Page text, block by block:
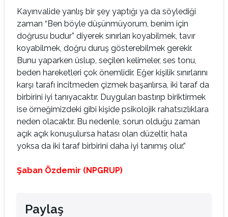
Kayınvalide yanlış bir şey yaptığı ya da söylediği
zaman “Ben böyle düşünmüyorum, benim için
doğrusu budur” diyerek sınırları koyabilmek, tavır
koyabilmek, doğru duruş gösterebilmek gerekir.
Bunu yaparken üslup, seçilen kelimeler, ses tonu,
beden hareketleri çok önemlidir. Eğer kişilik sınırlarını
karşı tarafı incitmeden çizmek başarılırsa, iki taraf da
birbirini iyi tanıyacaktır. Duyguları bastırıp biriktirmek
ise örneğimizdeki gibi kişide psikolojik rahatsızlıklara
neden olacaktır. Bu nedenle, sorun olduğu zaman
açık açık konuşulursa hatası olan düzeltir, hata
yoksa da iki taraf birbirini daha iyi tanımış olur.”
Şaban Özdemir (NPGRUP)
Paylaş